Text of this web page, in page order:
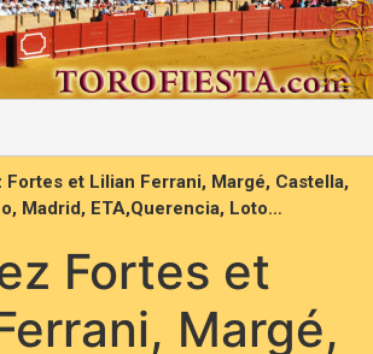
Fortes et Lilian Ferrani, Margé, Castella,
Madrid, ETA,Querencia, Loto…
Fortes et
Margé,